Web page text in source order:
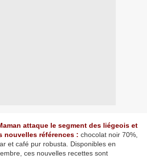
attaque le segment des liégeois et
nouvelles références : chocolat noir 70%,
et café pur robusta. Disponibles en
ces nouvelles recettes sont